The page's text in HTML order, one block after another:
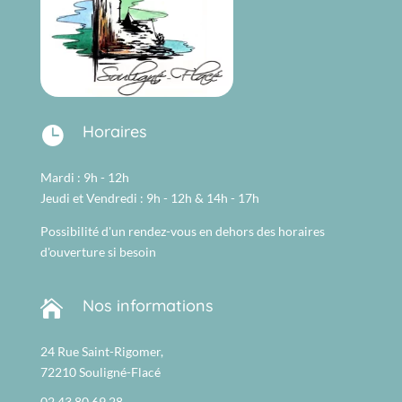
 Horaires
Mardi : 9h - 12h
Jeudi et Vendredi : 9h - 12h & 14h - 17h
Possibilité d'un rendez-vous en dehors des horaires
d'ouverture si besoin
 Nos informations
24 Rue Saint-Rigomer,
72210 Souligné-Flacé